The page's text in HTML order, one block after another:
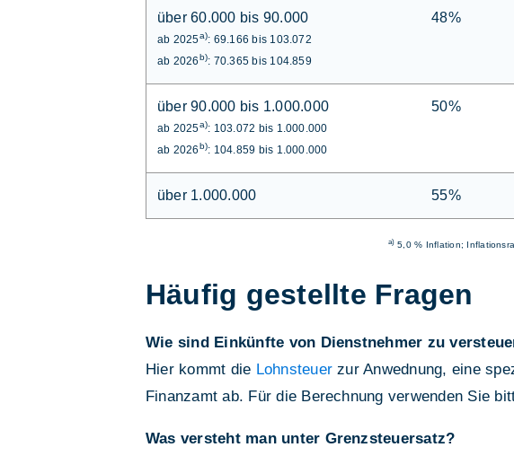
über 60.000 bis 90.000
ab 2025a): 69.166 bis 103.072
ab 2026b): 70.365 bis 104.859
48%
über 90.000 bis 1.000.000
ab 2025a): 103.072 bis 1.000.000
ab 2026b): 104.859 bis 1.000.000
50%
über 1.000.000 55%
a) 5,0 % Inflation;
Häufig gestellte Fragen
Wie sind Einkünfte von Dienstnehmer zu
Hier kommt die Lohnsteuer zur Anwednung, eine
Finanzamt ab. Für die Berechnung verwenden Sie
Was versteht man unter Grenzsteuersatz?